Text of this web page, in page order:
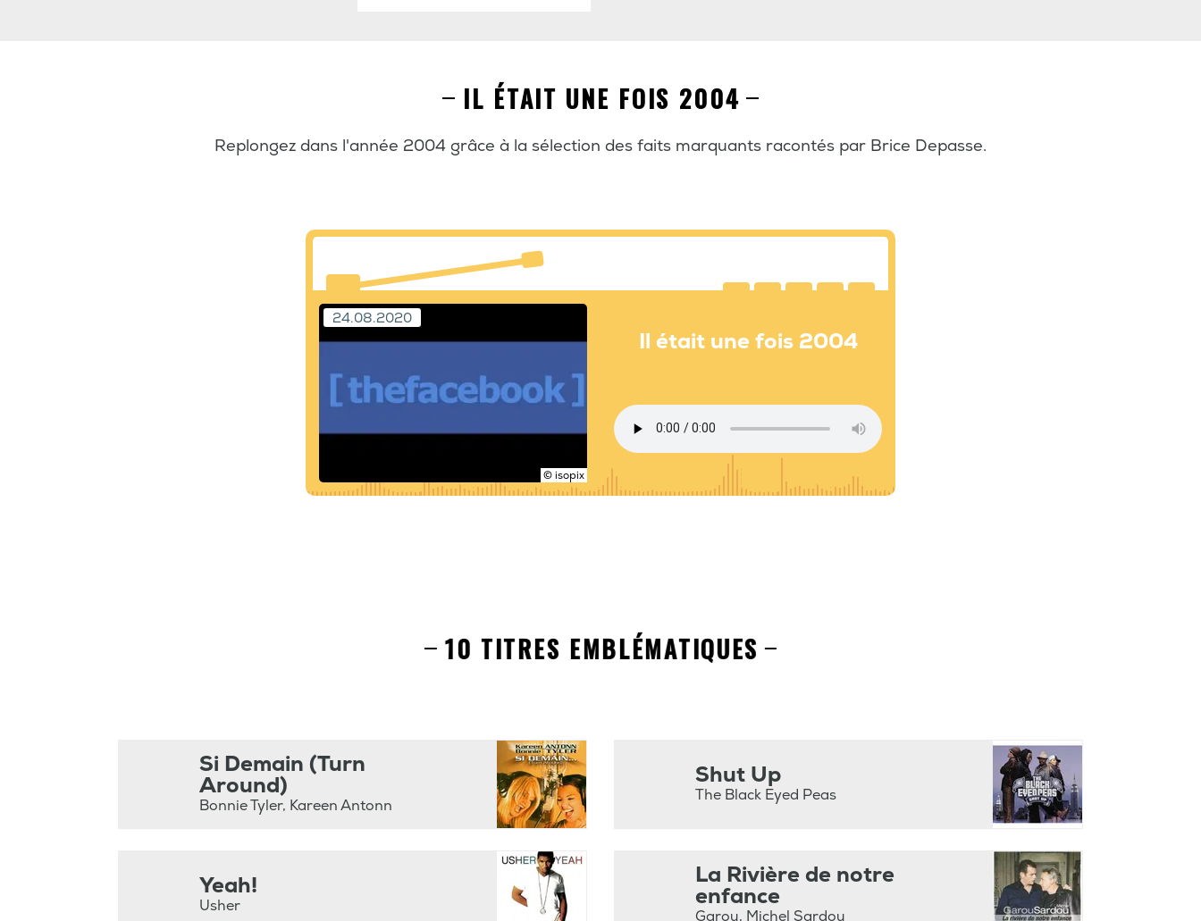
IL ÉTAIT UNE FOIS 2004
Replongez dans l'année 2004 grâce à la sélection des faits marquants racontés par Brice Depasse.
© isopix
24.08.2020
Il était une fois 2004
10 TITRES EMBLÉMATIQUES
Si Demain (Turn
Around)
Bonnie Tyler, Kareen Antonn
Shut Up
The Black Eyed Peas
Yeah!
Usher
La Rivière de notre
enfance
Garou, Michel Sardou